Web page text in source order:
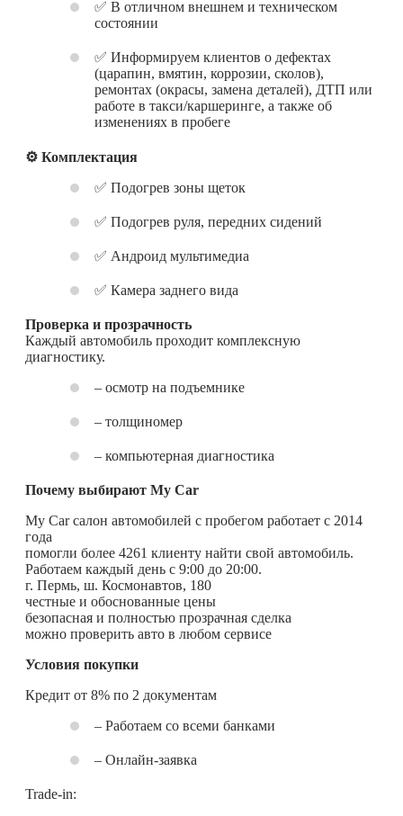
✅ В отличном внешнем и техническом
состоянии
✅ Информируем клиентов о дефектах
(царапин, вмятин, коррозии, сколов),
ремонтах (окрасы, замена деталей), ДТП или
работе в такси/каршеринге, а также об
изменениях в пробеге
⚙️ Комплектация
✅ Подогрев зоны щеток
✅ Подогрев руля, передних сидений
✅ Андроид мультимедиа
✅ Камера заднего вида
Проверка и прозрачность
Каждый автомобиль проходит комплексную
диагностику.
– осмотр на подъемнике
– толщиномер
– компьютерная диагностика
Почему выбирают My Car
My Car салон автомобилей с пробегом работает с 2014
года
помогли более 4261 клиенту найти свой автомобиль.
Работаем каждый день с 9:00 до 20:00.
г. Пермь, ш. Космонавтов, 180
честные и обоснованные цены
безопасная и полностью прозрачная сделка
можно проверить авто в любом сервисе
Условия покупки
Кредит от 8% по 2 документам
– Работаем со всеми банками
– Онлайн-заявка
Trade-in: